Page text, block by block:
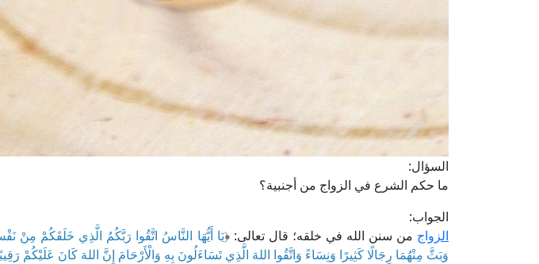
السؤال:
ما حكم الشرع في الزواج من أجنبية؟
الجواب:
الزواج من سنن الله في خلقه؛ قال تعالى: ﴿يَا أَيُّهَا النَّاسُ اتَّقُوا رَبَّكُمُ الَّذِي خَلَقَكُمْ مِنْ
وَبَثَّ مِنْهُمَا رِجَالًا كَثِيرًا وَنِسَاءً وَاتَّقُوا اللهَ الَّذِي تَسَاءَلُونَ بِهِ وَالْأَرْحَامَ إِنَّ اللهَ كَانَ عَلَيْكُمْ